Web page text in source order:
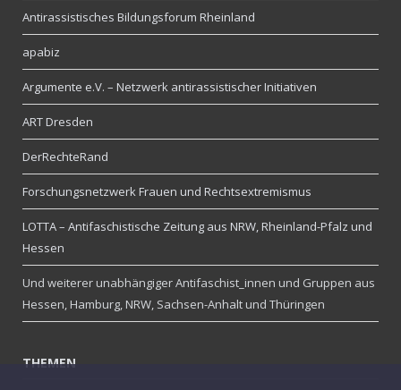
Antirassistisches Bildungsforum Rheinland
apabiz
Argumente e.V. – Netzwerk antirassistischer Initiativen
ART Dresden
DerRechteRand
Forschungsnetzwerk Frauen und Rechtsextremismus
LOTTA – Antifaschistische Zeitung aus NRW, Rheinland-Pfalz und
Hessen
Und weiterer unabhängiger Antifaschist_innen und Gruppen aus
Hessen, Hamburg, NRW, Sachsen-Anhalt und Thüringen
THEMEN